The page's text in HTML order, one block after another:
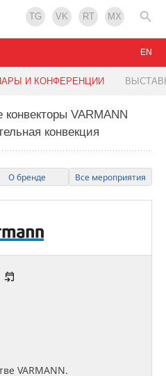
TG VK RT MX
И КОНФЕРЕНЦИИ
EN
VARMANN
конвекция
О бренде Все мероприятия
VARMANN.